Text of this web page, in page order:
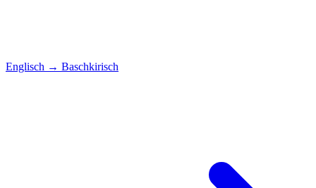
Englisch → Baschkirisch